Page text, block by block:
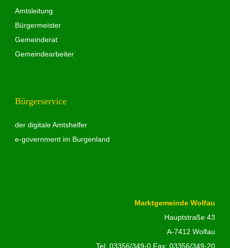
Amtsleitung
Bürgermeister
Gemeinderat
Gemeindearbeiter
Bürgerservice
der digitale Amtshelfer
e-government im Burgenland
Marktgemeinde Wolfau
Hauptstraße 43
A-7412 Wolfau
Tel:03356/349-0 Fax: 03356/349-20